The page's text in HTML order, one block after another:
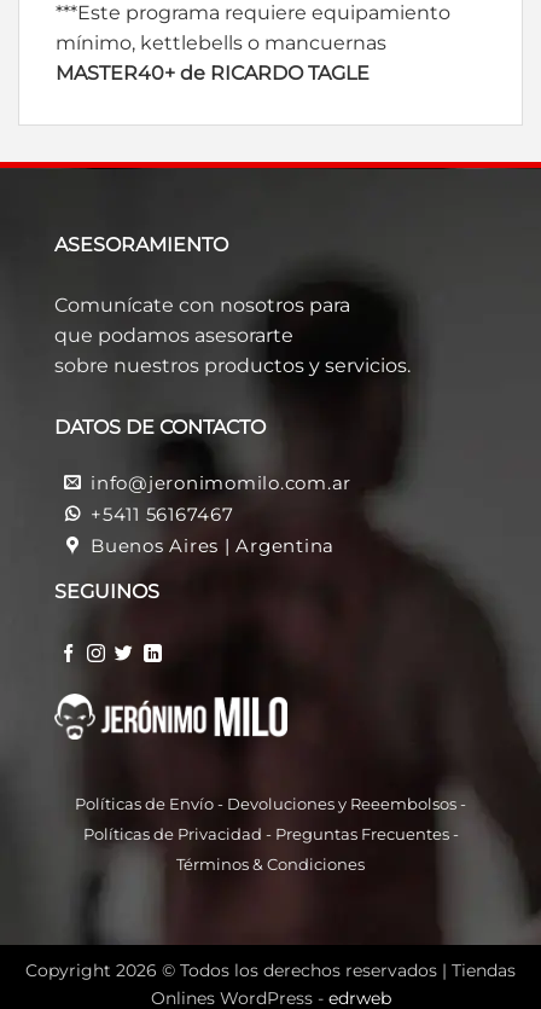
***Este programa requiere equipamiento
mínimo, kettlebells o mancuernas
MASTER40+ de RICARDO TAGLE
ASESORAMIENTO
Comunícate con nosotros para
que podamos asesorarte
sobre nuestros productos y servicios.
DATOS DE CONTACTO
info@jeronimomilo.com.ar
+5411 56167467
Buenos Aires | Argentina
SEGUINOS
Políticas de Envío - Devoluciones y Reeembolsos -
Políticas de Privacidad - Preguntas Frecuentes-
Términos & Condiciones
Copyright 2026 © Todos los derechos reservados | Tiendas
Onlines WordPress - edrweb